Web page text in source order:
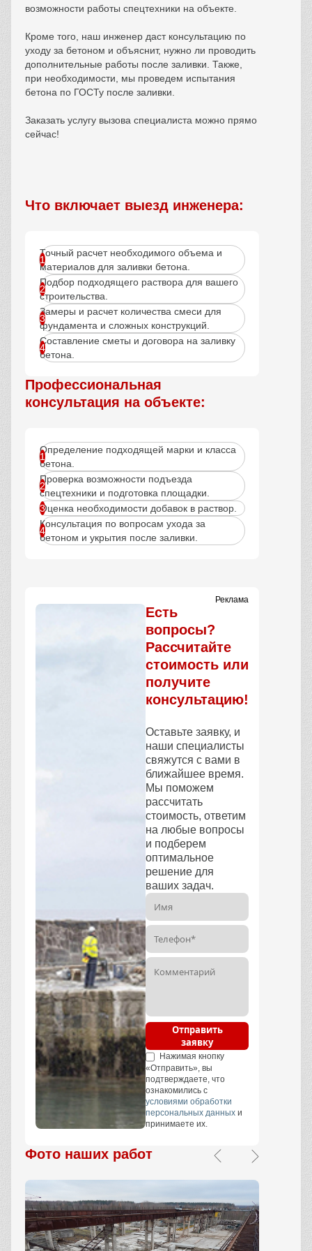
возможности работы спецтехники на объекте.
Кроме того, наш инженер даст консультацию по
уходу за бетоном и объяснит, нужно ли проводить
дополнительные работы после заливки. Также,
при необходимости, мы проведем испытания
бетона по ГОСТу после заливки.
Заказать услугу вызова специалиста можно прямо
сейчас!
Что включает выезд инженера:
Точный расчет необходимого объема и
материалов для заливки бетона.
Подбор подходящего раствора для вашего
строительства.
Замеры и расчет количества смеси для
фундамента и сложных конструкций.
Составление сметы и договора на заливку
бетона.
Профессиональная
консультация на объекте:
Определение подходящей марки и класса
бетона.
Проверка возможности подъезда
спецтехники и подготовка площадки.
Оценка необходимости добавок в раствор.
Консультация по вопросам ухода за
бетоном и укрытия после заливки.
Реклама
Есть
вопросы?
Рассчитайте
стоимость или
получите
консультацию!
Оставьте заявку, и
наши специалисты
свяжутся с вами в
ближайшее время.
Мы поможем
рассчитать
стоимость, ответим
на любые вопросы
и подберем
оптимальное
решение для
ваших задач.
Отправить
заявку
Нажимая кнопку
«Отправить», вы
подтверждаете, что
ознакомились с
условиями обработки
персональных данных и
принимаете их.
Фото наших работ